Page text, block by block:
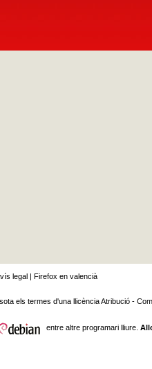
legal| Firefox en valencià
els termes d'una llicènciaAtribució -
entre altre programari lliure.